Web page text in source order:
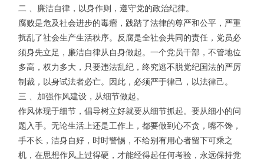
二 、廉洁自律，以身作则，遵守党的政治纪律。
腐败是危及社会进步的毒瘤，践踏了法律的尊严和公平，严重
扰乱了社会生产生活秩序。反腐是全社会共同的责任，党员必
须身先立足，廉洁自律从自身做起。一个党员干部，不管地位
多高，权力多大，只要违法乱纪，终究逃不脱党纪国法的严厉
制裁，以身试法者必亡。因此，必须严于律己，以法律己。
三 、加强作风建设，从细节做起。
作风体现于细节，倡导树立好就要从细节抓起。要从细小的问
题入手。无论生活上还是工作上，都要做到心不贪，嘴不馋，
手不长，洁身自好，时时警惕，不给别有用心者留下可乘之
机，在思想作风上过得硬，才能经得起任何考验，永远保持党